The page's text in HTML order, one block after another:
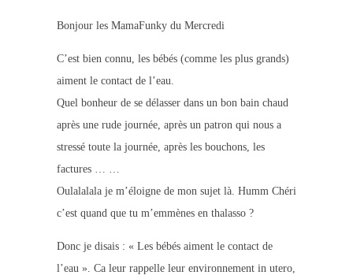
Bonjour les MamaFunky du Mercredi
C’est bien connu, les bébés (comme les plus grands)
aiment le contact de l’eau.
Quel bonheur de se délasser dans un bon bain chaud
après une rude journée, après un patron qui nous a
stressé toute la journée, après les bouchons, les
factures … …
Oulalalala je m’éloigne de mon sujet là. Humm Chéri
c’est quand que tu m’emmènes en thalasso ?
Donc je disais : « Les bébés aiment le contact de
l’eau ». Ca leur rappelle leur environnement in utero,